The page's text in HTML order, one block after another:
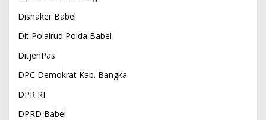
Disnaker Babel
Dit Polairud Polda Babel
DitjenPas
DPC Demokrat Kab. Bangka
DPR RI
DPRD Babel